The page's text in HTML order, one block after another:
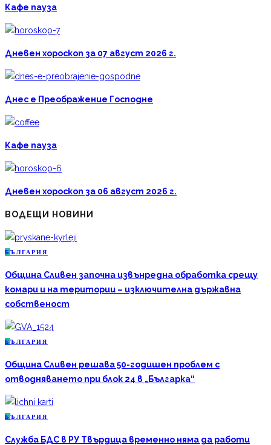
Кафе пауза
Дневен хороскоп за 07 август 2026 г.
Днес е Преображение Господне
Кафе пауза
Дневен хороскоп за 06 август 2026 г.
ВОДЕЩИ НОВИНИ
Б ЪЛГАРИЯ
Община Сливен започна извънредна обработка срещу
комари и на територии – изключителна държавна
собственост
Б ЪЛГАРИЯ
Община Сливен решава 50-годишен проблем с
отводняването при блок 24 в „Българка“
Б ЪЛГАРИЯ
Служба БДС в РУ Твърдица временно няма да работи